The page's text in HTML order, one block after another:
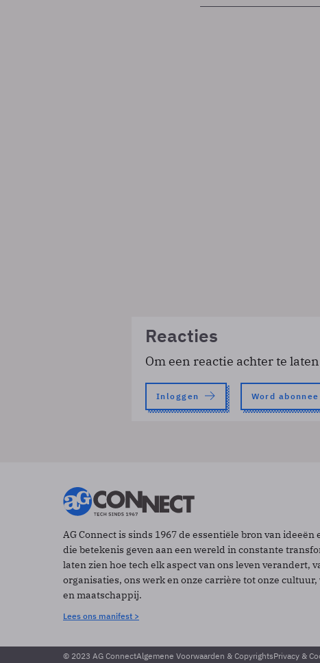
Reacties
Om een reactie achter te
Inloggen Word abonnee
AG Connect is sinds 1967 de essentiële bron van ideeën
die betekenis geven aan een wereld in constante
laten zien hoe tech elk aspect van ons leven verandert,
organisaties, ons werk en onze carrière tot onze
en maatschappij.
Lees ons manifest >
© 2023 AG ConnectAlgemene Voorwaarden & CopyrightsPrivacy &